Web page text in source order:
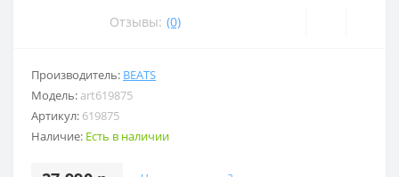
Отзывы: (0)
Производитель: BEATS
Модель: art619875
Артикул: 619875
Наличие: Есть в наличии